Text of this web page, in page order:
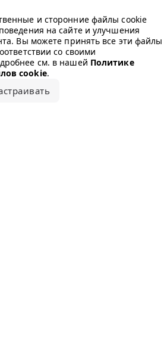
и сторонние файлы cookie
на сайте и улучшения
Вы можете принять все эти файлы
со своими
см. в нашей Политике
cookie.
the brand